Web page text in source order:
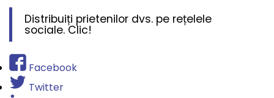
Distribuiți prietenilor dvs. pe rețelele
sociale. Clic!
Facebook
Twitter